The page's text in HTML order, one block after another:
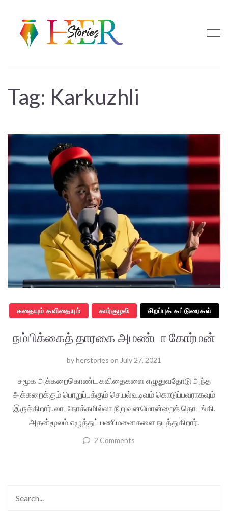
Tag: Karkuzhli
கதையும் கவிதையும் கார்குழலி சிறப்புக் கட்டுரைகள்
நம்பிக்கைத் தாரகை அமண்டா கோர்மன்
byherstories on July 27, 2021
சமூக அக்கறைகொண்ட கவிதைகளை எழுதுவதோடு அந்த
அக்கறைக்கும் பொறுப்புக்கும் செயல்வடிவம் கொடுப்பவராகவும்
இருக்கிறார். லாபநோக்கமில்லா நிறுவனமொன்றைத் தொடங்கி,
அதன்மூலம் எழுத்துப் பணிமனைகளை நடத்துகிறார்.
2 Comments